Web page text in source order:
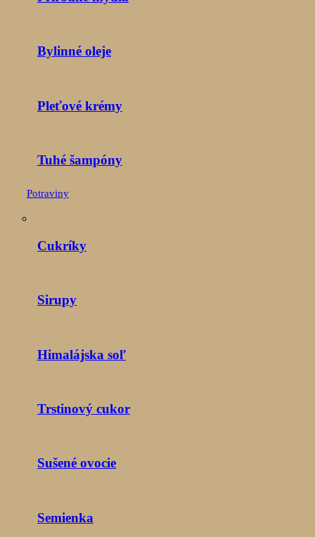
Bylinné oleje
Pleťové krémy
Tuhé šampóny
Potraviny
Cukríky
Sirupy
Himalájska soľ
Trstinový cukor
Sušené ovocie
Semienka